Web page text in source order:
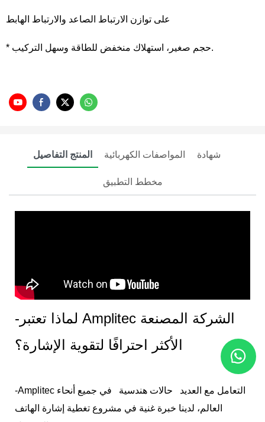
* حجم صغير، استهلاك منخفض للطاقة وسهل التركيب.
المنتج التفاصيل المواصفات الكهربائية شهادة
مخطط التطبيق
-لماذا تعتبر Amplitec الشركة المصنعة
الأكثر احترافًا لتقوية الإشارة؟
-Amplitec التعامل مع العديد حالات هندسية
في جميع أنحاء
العالم، لدينا خبرة غنية في مشروع تغطية إشارة الهاتف